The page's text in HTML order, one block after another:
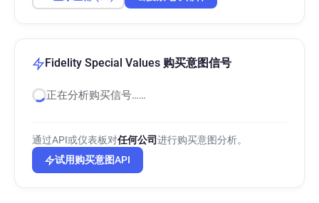
a*********@fidelity.co.uk
z***********@fidelity.co.uk
z******@fidelity.co.uk
j***********@fidelity.co.uk
t**********@fidelity.co.uk
t**********@fidelity.co.uk
i*****@fidelity.co.uk
Fidelity Special Values 购买意图信号
正在分析购买信号……
通过API或仪表板对任何公司进行购买意图分析。
试用购买意图API